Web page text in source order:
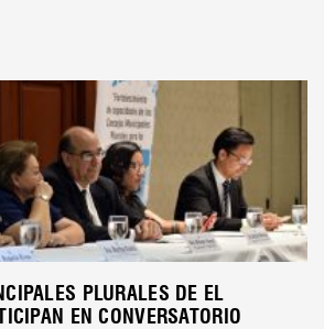
PLURALES DE EL
EN CONVERSATORIO